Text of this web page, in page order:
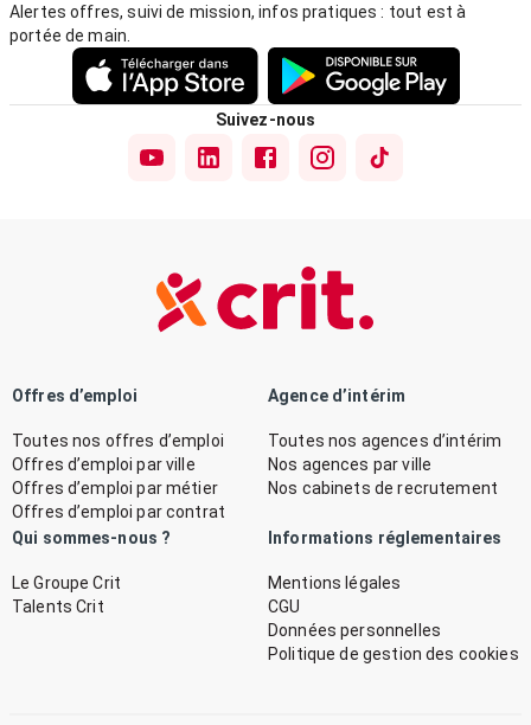
Alertes offres, suivi de mission, infos pratiques : tout est à
portée de main.
Suivez-nous
Offres d’emploi
Toutes nos offres d’emploi
Offres d’emploi par ville
Offres d’emploi par métier
Offres d’emploi par contrat
Agence d’intérim
Toutes nos agences d’intérim
Nos agences par ville
Nos cabinets de recrutement
Qui sommes-nous ?
Le Groupe Crit
Talents Crit
Informations réglementaires
Mentions légales
CGU
Données personnelles
Politique de gestion des cookies